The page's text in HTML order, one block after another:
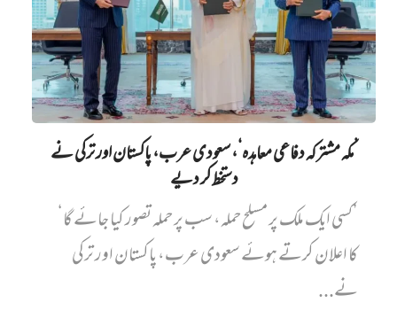
’مکہ مشترکہ دفاعی معاہدہ‘، سعودی عرب، پاکستان اور ترکی نے
دستخط کر دیے
’کسی ایک ملک پر مسلح حملہ، سب پر حملہ تصور کیا جائے گا‘
کا اعلان کرتے ہوئے سعودی عرب، پاکستان اور ترکی
نے...